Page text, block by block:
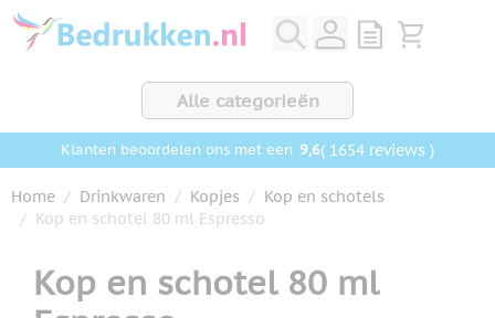
Ga naar de inhoud
View quote,
Bekijk
Alle categorieën
Klanten beoordelen ons met een 9,6( 1654 reviews )
Home / Drinkwaren / Kopjes / Kop en schotels
/ Kop en schotel 80 ml Espresso
Kop en schotel 80 ml